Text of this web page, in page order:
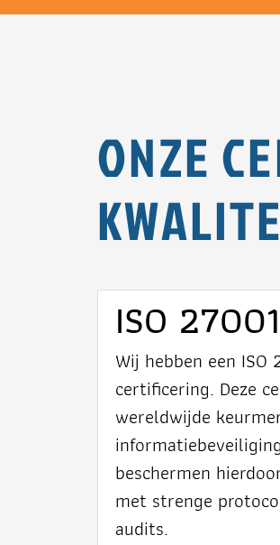
ONZE
ISO 27001
Wij hebben een ISO
certificering. Deze
wereldwijde
beschermen
met strenge
audits.